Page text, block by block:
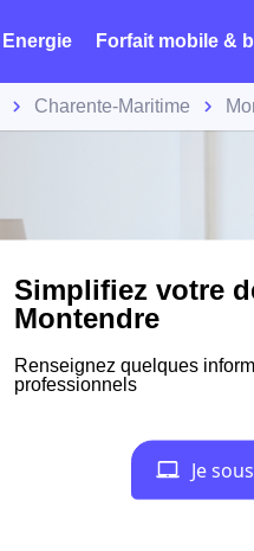
Energie Forfait mobile &
Charente-Maritime